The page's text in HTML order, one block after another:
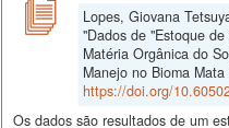
Lopes, Giovana
"Dados de "Estoque
Matéria Orgânica do
Manejo no Bioma
https://doi.org/
Os dados são resultados de um